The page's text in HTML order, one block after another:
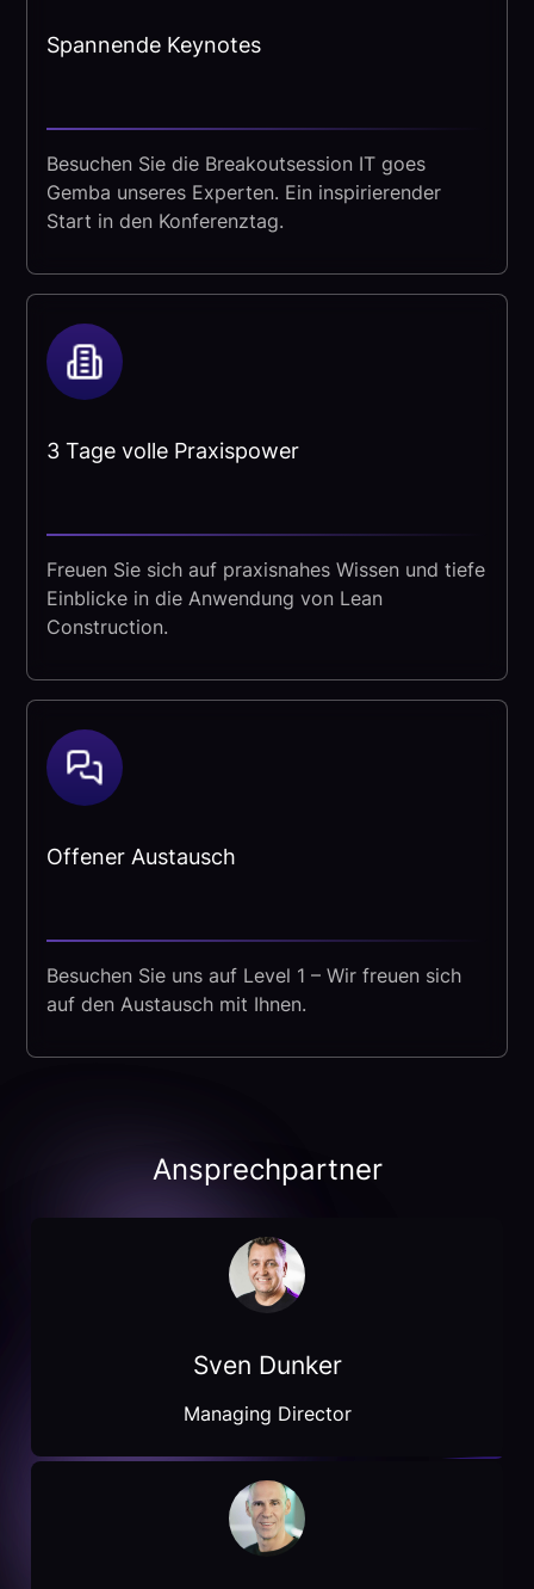
Spannende Keynotes
Besuchen Sie die Breakoutsession IT goes
Gemba unseres Experten. Ein inspirierender
Start in den Konferenztag.
3 Tage volle Praxispower
Freuen Sie sich auf praxisnahes Wissen und tiefe
Einblicke in die Anwendung von Lean
Construction.
Offener Austausch
Besuchen Sie uns auf Level 1 – Wir freuen sich
auf den Austausch mit Ihnen.
Ansprechpartner
Sven Dunker
Managing Director